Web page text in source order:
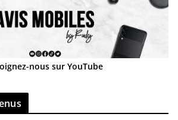
nous sur YouTube